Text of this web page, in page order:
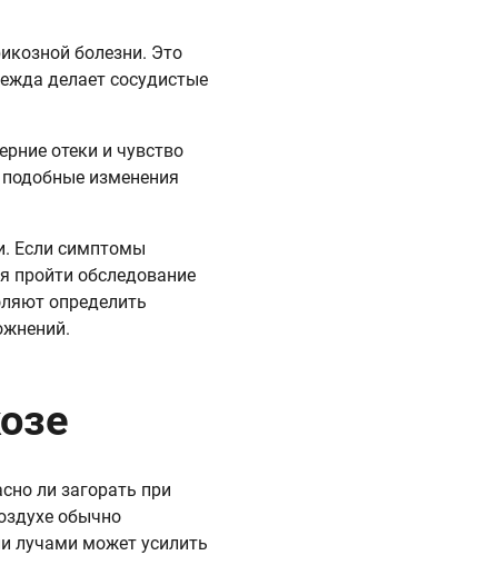
болезни. Это
делает сосудистые
отеки и чувство
изменения
Если симптомы
пройти обследование
определить
ли загорать при
обычно
лучами может усилить